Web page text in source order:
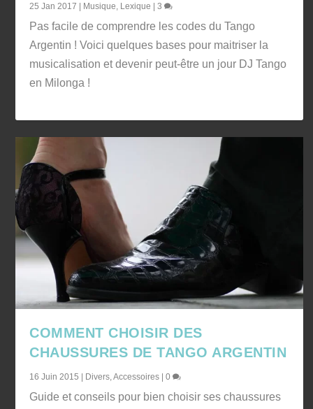
25 Jan 2017 | Musique, Lexique |3
Pas facile de comprendre les codes du Tango
Argentin ! Voici quelques bases pour maitriser la
musicalisation et devenir peut-être un jour DJ Tango
en Milonga !
COMMENT CHOISIR DES
CHAUSSURES DE TANGO ARGENTIN
16 Juin 2015 Divers,Accessoires |0
Guide et conseils pour bien choisir ses chaussures